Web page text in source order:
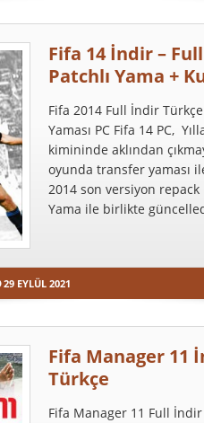
Fifa 14 İndir –
Patchlı Yama +
Fifa 2014 Full İndir
Yaması PC Fifa 14 PC,
kimininde aklından
oyunda transfer yaması
2014 son versiyon
Yama ile birlikte
29 EYLÜL 2021
Fifa Manager 11
Türkçe
Fifa Manager 11 Full İndir